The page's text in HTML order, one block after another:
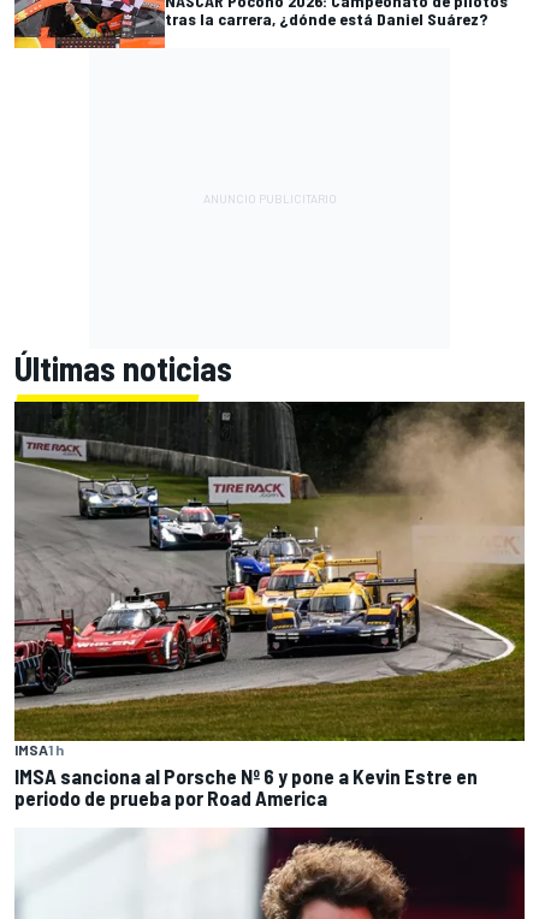
tras la carrera, ¿dónde está Daniel Suárez?
Últimas noticias
IMSA1 h
IMSA sanciona al Porsche Nº 6 y pone a Kevin Estre en
periodo de prueba por Road America